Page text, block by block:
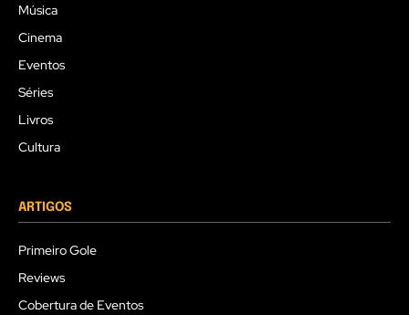
Música
Cinema
Eventos
Séries
Livros
Cultura
ARTIGOS
Primeiro Gole
Reviews
Cobertura de Eventos